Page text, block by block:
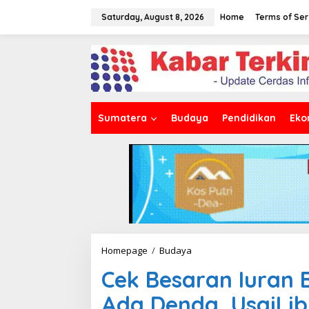
Saturday, August 8, 2026 Home Terms of
Sumatera Budaya Pendidikan
Homepage / Budaya
k
B
e
Cek Besaran Iuran